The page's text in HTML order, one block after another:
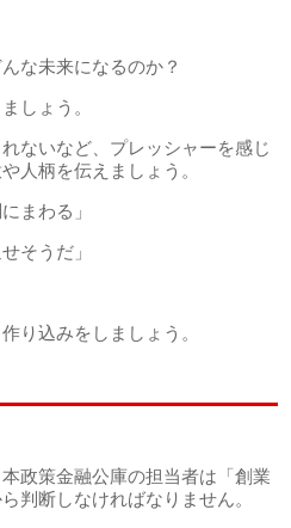
な未来になるのか？
しょう。
ないなど、プレッシャーを感じ
人柄を伝えましょう。
まわる」
そうだ」
り込みをしましょう。
政策金融公庫の担当者は「創業
判断しなければなりません。